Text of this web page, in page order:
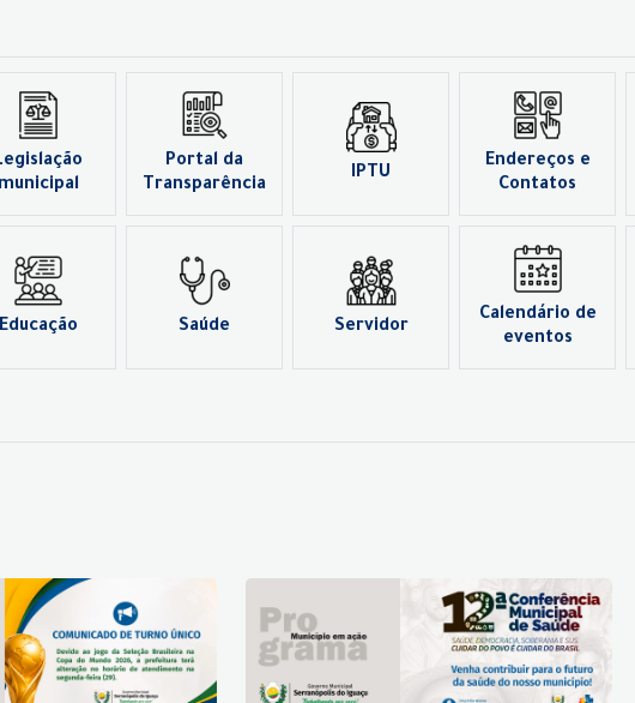
municipal
Portal da
Transparência
IPTU
Endereços e
Contatos
Educação Saúde Servidor
Calendário de
eventos